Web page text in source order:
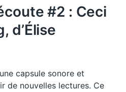
#2 : Ceci
d’Élise
capsule sonore et
de nouvelles lectures. Ce